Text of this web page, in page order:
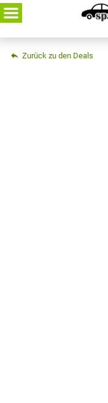
Skip
to
content
Zurück zu den Deals